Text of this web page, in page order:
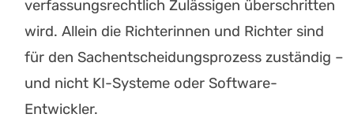
verfassungsrechtlich Zulässigen überschritten
wird. Allein die Richterinnen und Richter sind
für den Sachentscheidungsprozess zuständig –
und nicht KI-Systeme oder Software-
Entwickler.